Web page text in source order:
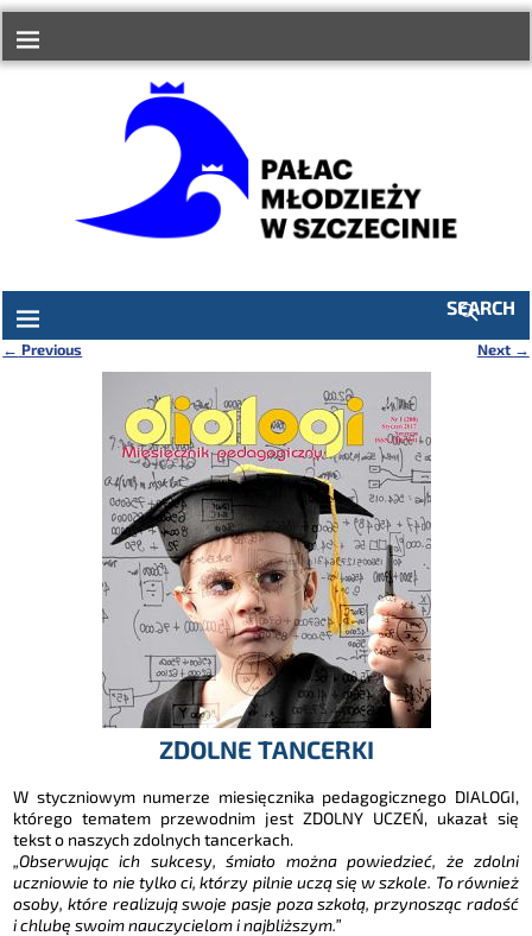
treści
SEARCH
Nawigacja
← Previous Next →
ZDOLNE TANCERKI
W styczniowym numerze miesięcznika pedagogicznego DIALOGI,
którego tematem przewodnim jest ZDOLNY UCZEŃ, ukazał się
tekst o naszych zdolnych tancerkach.
„Obserwując ich sukcesy, śmiało można powiedzieć, że zdolni
uczniowie to nie tylko ci, którzy pilnie uczą się w szkole. To również
osoby, które realizują swoje pasje poza szkołą, przynosząc radość
i chlubę swoim nauczycielom i najbliższym.”